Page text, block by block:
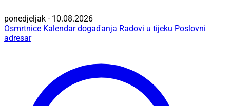
ponedjeljak - 10.08.2026
Osmrtnice Kalendar događanja Radovi u tijeku Poslovni
adresar